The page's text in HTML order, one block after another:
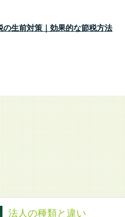
の生前対策｜効果的な節税方法
法人の種類と違い